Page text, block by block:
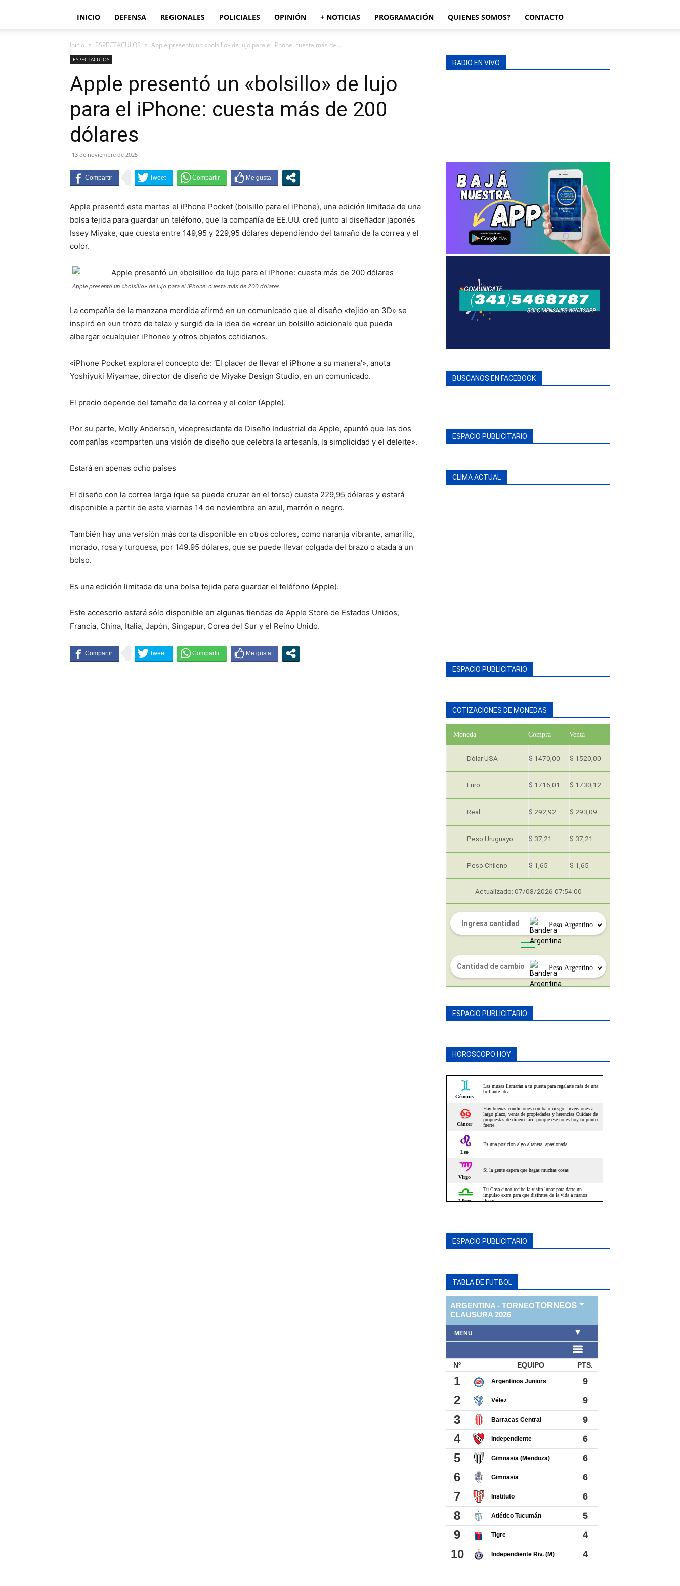
INICIO DEFENSA REGIONALES POLICIALES OPINIÓN + NOTICIAS PROGRAMACIÓN QUIENES SOMOS? CONTACTO
Inicio ESPECTACULOS Apple presentó un «bolsillo» de lujo para el iPhone: cuesta más de...
ESPECTACULOS
Apple presentó un «bolsillo» de lujo
para el iPhone: cuesta más de 200
dólares
13 de noviembre de 2025
Apple presentó este martes el iPhone Pocket (bolsillo para el iPhone), una edición limitada de una
bolsa tejida para guardar un teléfono, que la compañía de EE.UU. creó junto al diseñador japonés
Issey Miyake, que cuesta entre 149,95 y 229,95 dólares dependiendo del tamaño de la correa y el
color.
Apple presentó un «bolsillo» de lujo para el iPhone: cuesta más de 200 dólares
La compañía de la manzana mordida afirmó en un comunicado que el diseño «tejido en 3D» se
inspiró en «un trozo de tela» y surgió de la idea de «crear un bolsillo adicional» que pueda
albergar «cualquier iPhone» y otros objetos cotidianos.
«iPhone Pocket explora el concepto de: ‘El placer de llevar el iPhone a su manera’», anota
Yoshiyuki Miyamae, director de diseño de Miyake Design Studio, en un comunicado.
El precio depende del tamaño de la correa y el color (Apple).
Por su parte, Molly Anderson, vicepresidenta de Diseño Industrial de Apple, apuntó que las dos
compañías «comparten una visión de diseño que celebra la artesanía, la simplicidad y el deleite».
Estará en apenas ocho países
El diseño con la correa larga (que se puede cruzar en el torso) cuesta 229,95 dólares y estará
disponible a partir de este viernes 14 de noviembre en azul, marrón o negro.
También hay una versión más corta disponible en otros colores, como naranja vibrante, amarillo,
morado, rosa y turquesa, por 149.95 dólares, que se puede llevar colgada del brazo o atada a un
bolso.
Es una edición limitada de una bolsa tejida para guardar el teléfono (Apple).
Este accesorio estará sólo disponible en algunas tiendas de Apple Store de Estados Unidos,
Francia, China, Italia, Japón, Singapur, Corea del Sur y el Reino Unido.
RADIO EN VIVO
BUSCANOS EN FACEBOOK
ESPACIO PUBLICITARIO
CLIMA ACTUAL
ESPACIO PUBLICITARIO
COTIZACIONES DE MONEDAS
Moneda Compra Venta
Dólar USA $ 1470,00 $ 1520,00
Euro $ 1716,01 $ 1730,12
Real $ 292,92 $ 293,09
Peso Uruguayo $ 37,21 $ 37,21
Peso Chileno $ 1,65 $ 1,65
Actualizado: 07/08/2026 07:54:00
ESPACIO PUBLICITARIO
HOROSCOPO HOY
ESPACIO PUBLICITARIO
TABLA DE FUTBOL